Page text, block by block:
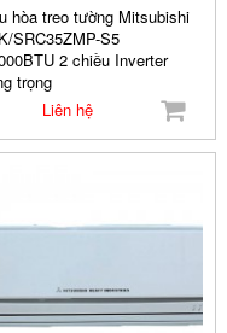
hòa treo tường Mitsubishi
SRC35ZMP-S5
2 chiều Inverter
trọng
Liên hệ